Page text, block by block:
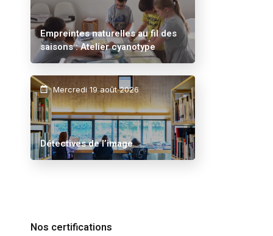
Empreintes naturelles au fil des
saisons : Atelier cyanotype
Mercredi 19 août 2026
Détectives de l’image
Nos certifications